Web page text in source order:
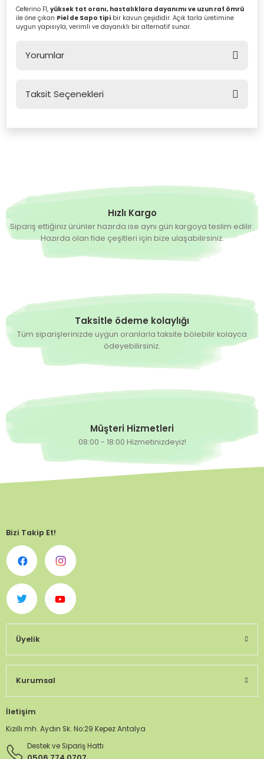
Ceferino F1, yüksek tat oranı, hastalıklara dayanımı ve uzun raf ömrü
ile öne çıkan Piel de Sapo tipi bir kavun çeşididir. Açık tarla üretimine
uygun yapısıyla, verimli ve dayanıklı bir alternatif sunar.
Yorumlar
Taksit Seçenekleri
Hızlı Kargo
Sipariş ettiğiniz ürünler hazırda ise aynı gün kargoya teslim edilir.
Hazırda olan fide çeşitleri için bize ulaşabilirsiniz.
Taksitle ödeme kolaylığı
Tüm siparişlerinizde uygun oranlarla taksite bölebilir kolayca
ödeyebilirsiniz.
Müşteri Hizmetleri
08:00 - 18:00 Hizmetinizdeyiz!
Bizi Takip Et!
Üyelik
Kurumsal
İletişim
Kızıllı mh. Aydın Sk. No:29 Kepez Antalya
Destek ve Sipariş Hattı